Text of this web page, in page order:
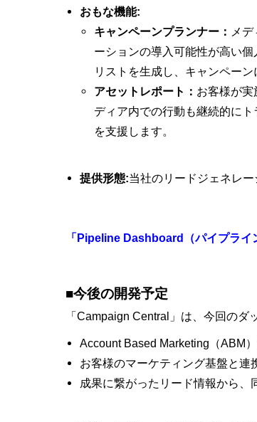
おもな機能:
キャンペーンプランナー： メ
ーションの導入可能性が高い
リストを生成し、キャンペー
アセットレポート： お客様が
ディア内での行動も継続的に
を支援します。
提供形態:当社のリードジェネレ
「Pipeline Dashboard（パイプラ
■今後の開発予定
「Campaign Central」は、今回の
Account Based Marketing（ABM
お客様のマーケティング基盤と
成果に繋がったリード情報から